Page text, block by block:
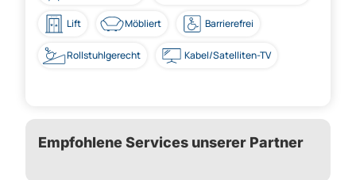
Lift Möbliert Barrierefrei
Rollstuhlgerecht Kabel/Satelliten-TV
Empfohlene Services unserer Partner